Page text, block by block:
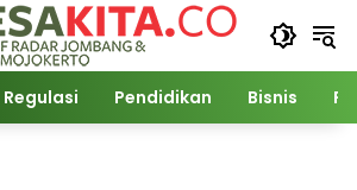
Regulasi Pendidikan Bisnis